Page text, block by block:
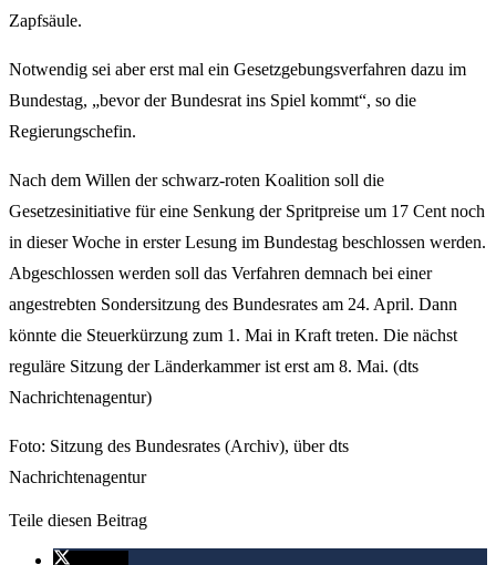
Zapfsäule.
Notwendig sei aber erst mal ein Gesetzgebungsverfahren dazu im
Bundestag, „bevor der Bundesrat ins Spiel kommt“, so die
Regierungschefin.
Nach dem Willen der schwarz-roten Koalition soll die
Gesetzesinitiative für eine Senkung der Spritpreise um 17 Cent noch
in dieser Woche in erster Lesung im Bundestag beschlossen werden.
Abgeschlossen werden soll das Verfahren demnach bei einer
angestrebten Sondersitzung des Bundesrates am 24. April. Dann
könnte die Steuerkürzung zum 1. Mai in Kraft treten. Die nächst
reguläre Sitzung der Länderkammer ist erst am 8. Mai. (dts
Nachrichtenagentur)
Foto: Sitzung des Bundesrates (Archiv), über dts
Nachrichtenagentur
Teile diesen Beitrag